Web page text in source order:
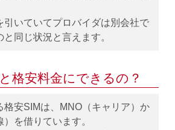
引いていてプロバイダは別会社で
同じ状況と言えます。
格安料金にできるの？
格安SIMは、MNO（キャリア）か
を借りています。